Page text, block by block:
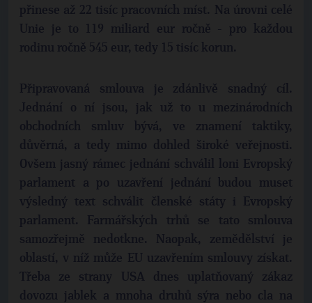
přinese až 22 tisíc pracovních míst. Na úrovni celé
Unie je to 119 miliard eur ročně - pro každou
rodinu ročně 545 eur, tedy 15 tisíc korun.
Připravovaná smlouva je zdánlivě snadný cíl.
Jednání o ní jsou, jak už to u mezinárodních
obchodních smluv bývá, ve znamení taktiky,
důvěrná, a tedy mimo dohled široké veřejnosti.
Ovšem jasný rámec jednání schválil loni Evropský
parlament a po uzavření jednání budou muset
výsledný text schválit členské státy i Evropský
parlament. Farmářských trhů se tato smlouva
samozřejmě nedotkne. Naopak, zemědělství je
oblastí, v níž může EU uzavřením smlouvy získat.
Třeba ze strany USA dnes uplatňovaný zákaz
dovozu jablek a mnoha druhů sýra nebo cla na